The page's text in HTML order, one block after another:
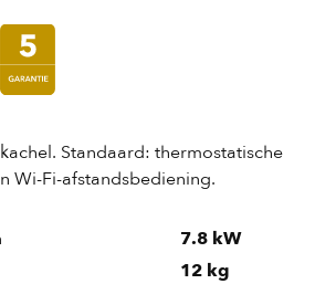
Standaard: thermostatische
Wi-Fi-afstandsbediening.
7.8 kW
12 kg